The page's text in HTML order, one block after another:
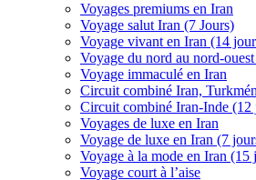
Voyages premiums en Iran
Voyage salut Iran (7 Jours)
Voyage vivant en Iran (14
Voyage du nord au nord-
Voyage immaculé en Iran
Circuit combiné Iran,
Circuit combiné Iran-Inde (12
Voyages de luxe en Iran
Voyage de luxe en Iran (7
Voyage à la mode en Iran (15
Voyage court à l’aise